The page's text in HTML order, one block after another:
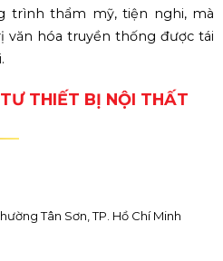
trình thẩm mỹ, tiện nghi, mà
văn hóa truyền thống được tái
THIẾT BỊ NỘI THẤT
Tân Sơn, TP. Hồ Chí Minh